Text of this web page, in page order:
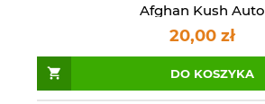
Afghan Kush Auto
20,00 zł
DO KOSZYKA